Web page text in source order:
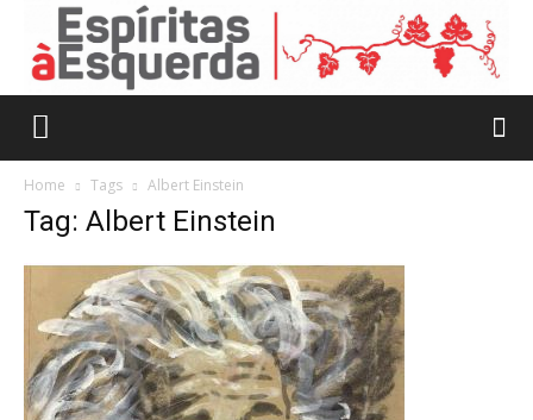
Home Tags Albert Einstein
Tag: Albert Einstein